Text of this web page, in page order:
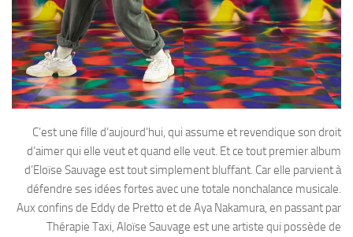
C’est une fille d’aujourd’hui, qui assume et revendique son droit
d’aimer qui elle veut et quand elle veut. Et ce tout premier album
d’Eloïse Sauvage est tout simplement bluffant. Car elle parvient à
défendre ses idées fortes avec une totale nonchalance musicale.
Aux confins de Eddy de Pretto et de Aya Nakamura, en passant par
Thérapie Taxi, Aloïse Sauvage est une artiste qui possède de